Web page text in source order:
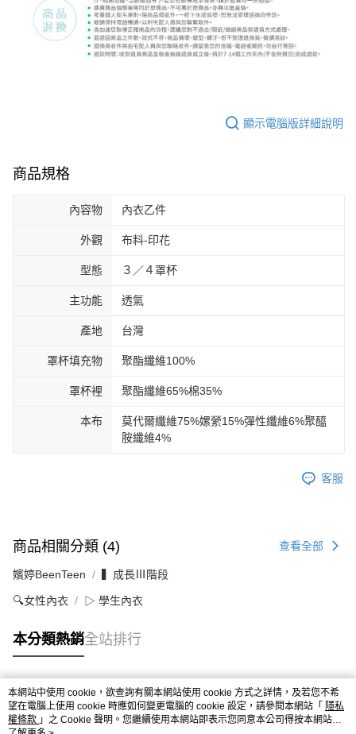
顯示電腦版詳細說明
商品規格
內容物 內衣乙件
外觀 布料-印花
型態 ３／４罩杯
主功能 透氣
產地 台灣
罩杯填充物 聚酯纖維100%
罩杯裡 聚酯纖維65%棉35%
本布
莫代爾纖維75%嫘縈15%彈性纖維6%聚醯
胺纖維4%
客服
商品相關分類 (4) 查看全部
嬪婷BeenTeen ▍成長Ⅲ階段
🔍女性內衣 ▷ 學生內衣
本分類熱銷全站排行
熱門標籤
本網站中使用 cookie，欲查詢有關本網站使用 cookie 方式之詳情，及若您不希
望在電腦上使用 cookie 時應如何變更電腦的 cookie 設定，請參閱本網站「 隱私
權條款 」之 Cookie 聲明。您繼續使用本網站即表示您同意本公司得按本網站使